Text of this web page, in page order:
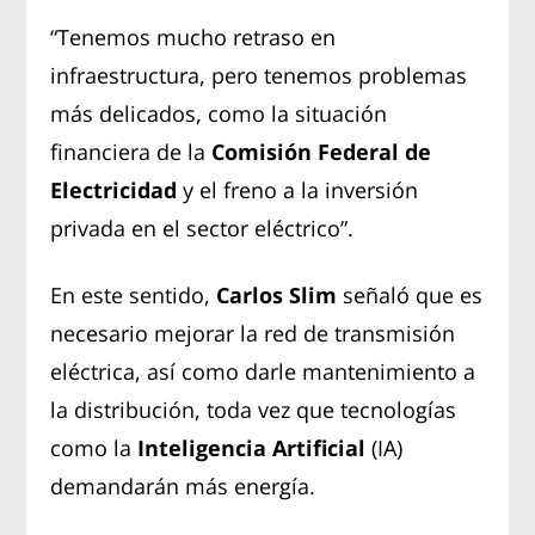
“Tenemos mucho retraso en
infraestructura, pero tenemos problemas
más delicados, como la situación
financiera de la Comisión Federal de
Electricidad y el freno a la inversión
privada en el sector eléctrico”.
En este sentido, Carlos Slim señaló que es
necesario mejorar la red de transmisión
eléctrica, así como darle mantenimiento a
la distribución, toda vez que tecnologías
como la Inteligencia Artificial(IA)
demandarán más energía.